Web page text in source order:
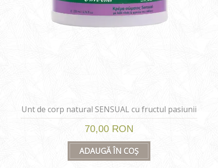
ADAUGĂ ÎN COȘ
Unt de corp natural SENSUAL cu fructul pasiunii
si ulei de masline 200 ml
70,00 RON